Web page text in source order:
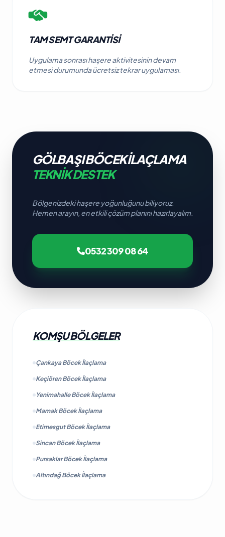
TAM SEMT GARANTISI
Uygulama sonrası haşere aktivitesinin devam
etmesi durumunda ücretsiz tekrar uygulaması.
GÖLBAŞI BÖCEK İLAÇLAMA
TEKNIK DESTEK
Bölgenizdeki haşere yoğunluğunu biliyoruz.
Hemen arayın, en etkili çözüm planını hazırlayalım.
0532 309 08 64
KOMŞU BÖLGELER
Çankaya Böcek İlaçlama
Keçiören Böcek İlaçlama
Yenimahalle Böcek İlaçlama
Mamak Böcek İlaçlama
Etimesgut Böcek İlaçlama
Sincan Böcek İlaçlama
Pursaklar Böcek İlaçlama
Altındağ Böcek İlaçlama